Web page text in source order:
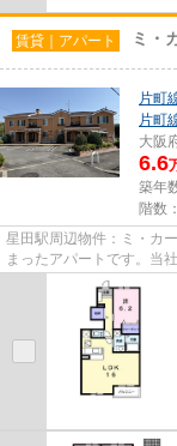
賃貸｜アパート ミ・
片町
片町
大阪
6.6
築年
階数
星田駅周辺物件：ミ・カ
まったアパートです。当
情報を取り扱っております